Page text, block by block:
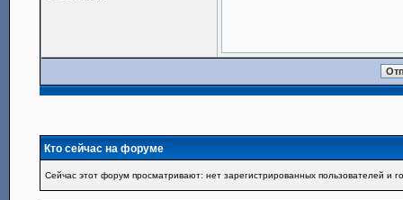
Кто сейчас на форуме
Сейчас этот форум просматривают: нет зарегистрированных пользователей и